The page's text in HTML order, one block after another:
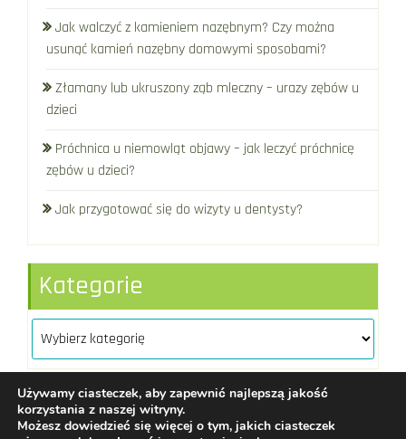
Jak walczyć z kamieniem nazębnym? Czy można
usunąć kamień nazębny domowymi sposobami?
Złamany lub ukruszony ząb mleczny – urazy zębów u
dzieci
Próchnica u niemowląt objawy – jak leczyć próchnicę
zębów u dzieci?
Jak przygotować się do wizyty u dentysty?
Kategorie
Kategorie
Assdent|redakcja@assdent.pl |
Używamy ciasteczek, aby zapewnić najlepszą jakość
korzystania z naszej witryny.
Możesz dowiedzieć się więcej o tym, jakich ciasteczek